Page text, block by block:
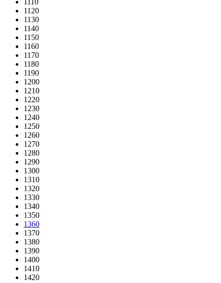
1110
1120
1130
1140
1150
1160
1170
1180
1190
1200
1210
1220
1230
1240
1250
1260
1270
1280
1290
1300
1310
1320
1330
1340
1350
1360
1370
1380
1390
1400
1410
1420